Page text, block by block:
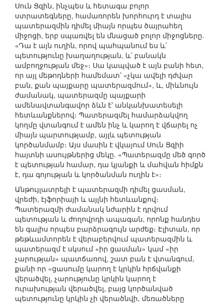
Սուն Ցզին, ինչպես և հետագա բոլոր
ստրատեգները, համառորեն խորհուրդ է տալիս
պատերազմին դիմել միայն որպես ծայրահեղ
միջոցի, երբ սպառվել են մնացած բոլոր միջոցները.
«Դա է այն ուղին, որով պահպանում ես և՛
պետությունը խաղաղության, և՛ բանակն
ամբողջության մեջ»։ Սա կապված է այն բանի հետ,
որ այլ մեթոդների համեմատ՝ «չկա ավելի դժվար
բան, քան պայքարը պատերազմում», և, միևնույն
ժամանակ, պատերազմը պայքարի
ամենավտանգավոր ձևն է՝ անկանխատեսելի
հետևանքներով։ Պատերազմել համարձակվող
կողմը վտանգում է ամեն ինչ և կարող է վճարել ոչ
միայն պարտությամբ, այլև պետության
կործանմամբ։ Այս մասին է վկայում Սուն Ցզիի
հայտնի ասույթներից մեկը. «Պատերազմը մեծ գործ
է պետության համար, դա կյանքի և մահվան հիմքն
է, դա գոյության և կործանման ուղին է»։
Անթույլատրելի է պատերազմի դիմել ցասման,
վրեժի, էյֆորիայի և այլնի հետևանքով։
Պատերազմի ժամանակ նժարին է դրվում
պետության և ժողովրդի ապագան, որոնք հանդես
են գալիս որպես բարձրագույն արժեք։ Էլիտան, որ
թեթևամտորեն է վերաբերվում պատերազմին և
պատերազմ է սկսում «իր ցասման» կամ «իր
չարության» պատճառով, շատ բան է վտանգում,
քանի որ «ցասումը կարող է կրկին հրճվանքի
վերածվել, չարությունը կրկին կարող է
ուրախության վերածվել, բայց կործանված
պետությունը կրկին չի վերածնվի, մեռածները